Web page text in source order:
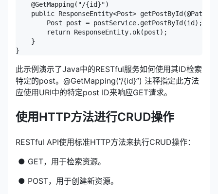
    @GetMapping("/{id}")
public ResponseEntity<Post>
        Post post = postService.getPostById(id);
        return ResponseEntity.ok(post);
    }
此示例演示了Java中的RESTful服务如何使用其ID检索
特定的post。@GetMapping(“/{id}”) 注释指定此方法
应使用URI中的特定post ID来响应GET请求。
使用HTTP方法进行CRUD操作
RESTful API使用标准HTTP方法来执行CRUD操作：
​ ● GET，用于检索资源。
​ ● POST，用于创建新资源。